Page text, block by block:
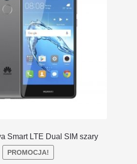
Smart LTE Dual SIM szary
PROMOCJA!